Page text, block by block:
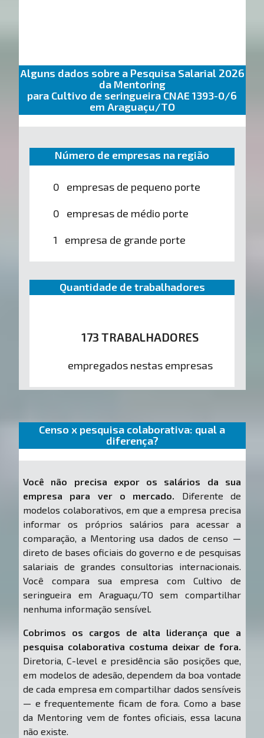
Alguns dados sobre a Pesquisa Salarial 2026
da Mentoring
para Cultivo de seringueira CNAE 1393-0/6
em Araguaçu/TO
Número de empresas na região
0 empresas de pequeno porte
0 empresas de médio porte
1 empresa de grande porte
Quantidade de trabalhadores
173 TRABALHADORES
empregados nestas empresas
Censo x pesquisa colaborativa: qual a
diferença?
Você não precisa expor os salários da sua
empresa para ver o mercado. Diferente de
modelos colaborativos, em que a empresa precisa
informar os próprios salários para acessar a
comparação, a Mentoring usa dados de censo —
direto de bases oficiais do governo e de pesquisas
salariais de grandes consultorias internacionais.
Você compara sua empresa com Cultivo de
seringueira em Araguaçu/TO sem compartilhar
nenhuma informação sensível.
Cobrimos os cargos de alta liderança que a
pesquisa colaborativa costuma deixar de fora.
Diretoria, C-level e presidência são posições que,
em modelos de adesão, dependem da boa vontade
de cada empresa em compartilhar dados sensíveis
— e frequentemente ficam de fora. Como a base
da Mentoring vem de fontes oficiais, essa lacuna
não existe.